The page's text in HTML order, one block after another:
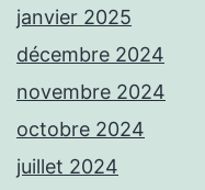
janvier 2025
décembre 2024
novembre 2024
octobre 2024
juillet 2024